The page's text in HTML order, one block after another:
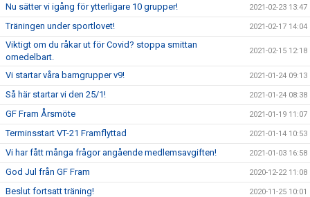
Nu sätter vi igång för ytterligare 10 grupper! 2021-02-23 13:47
Träningen under sportlovet! 2021-02-17 14:04
Viktigt om du råkar ut för Covid? stoppa smittan
omedelbart.
2021-02-15 12:18
Vi startar våra barngrupper v9! 2021-01-24 09:13
Så här startar vi den 25/1! 2021-01-24 08:38
GF Fram Årsmöte 2021-01-19 11:07
Terminsstart VT-21 Framflyttad 2021-01-14 10:53
Vi har fått många frågor angående medlemsavgiften! 2021-01-03 16:58
God Jul från GF Fram 2020-12-22 11:08
Beslut fortsatt träning! 2020-11-25 10:01